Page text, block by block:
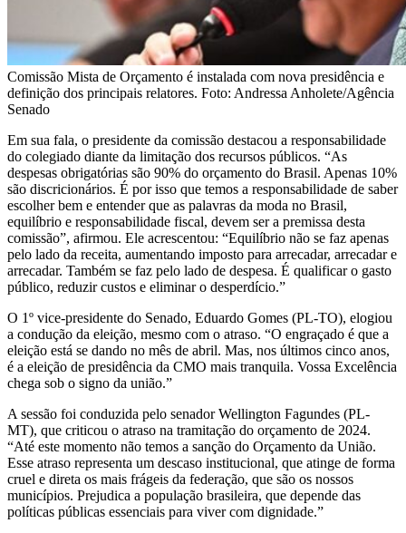
Comissão Mista de Orçamento é instalada com nova presidência e
definição dos principais relatores. Foto: Andressa Anholete/Agência
Senado
Em sua fala, o presidente da comissão destacou a responsabilidade
do colegiado diante da limitação dos recursos públicos. “As
despesas obrigatórias são 90% do orçamento do Brasil. Apenas 10%
são discricionários. É por isso que temos a responsabilidade de saber
escolher bem e entender que as palavras da moda no Brasil,
equilíbrio e responsabilidade fiscal, devem ser a premissa desta
comissão”, afirmou. Ele acrescentou: “Equilíbrio não se faz apenas
pelo lado da receita, aumentando imposto para arrecadar, arrecadar e
arrecadar. Também se faz pelo lado de despesa. É qualificar o gasto
público, reduzir custos e eliminar o desperdício.”
O 1º vice-presidente do Senado, Eduardo Gomes (PL-TO), elogiou
a condução da eleição, mesmo com o atraso. “O engraçado é que a
eleição está se dando no mês de abril. Mas, nos últimos cinco anos,
é a eleição de presidência da CMO mais tranquila. Vossa Excelência
chega sob o signo da união.”
A sessão foi conduzida pelo senador Wellington Fagundes (PL-
MT), que criticou o atraso na tramitação do orçamento de 2024.
“Até este momento não temos a sanção do Orçamento da União.
Esse atraso representa um descaso institucional, que atinge de forma
cruel e direta os mais frágeis da federação, que são os nossos
municípios. Prejudica a população brasileira, que depende das
políticas públicas essenciais para viver com dignidade.”